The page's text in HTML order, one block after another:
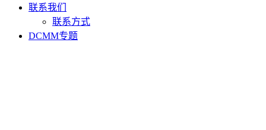
联系我们
联系方式
DCMM专题